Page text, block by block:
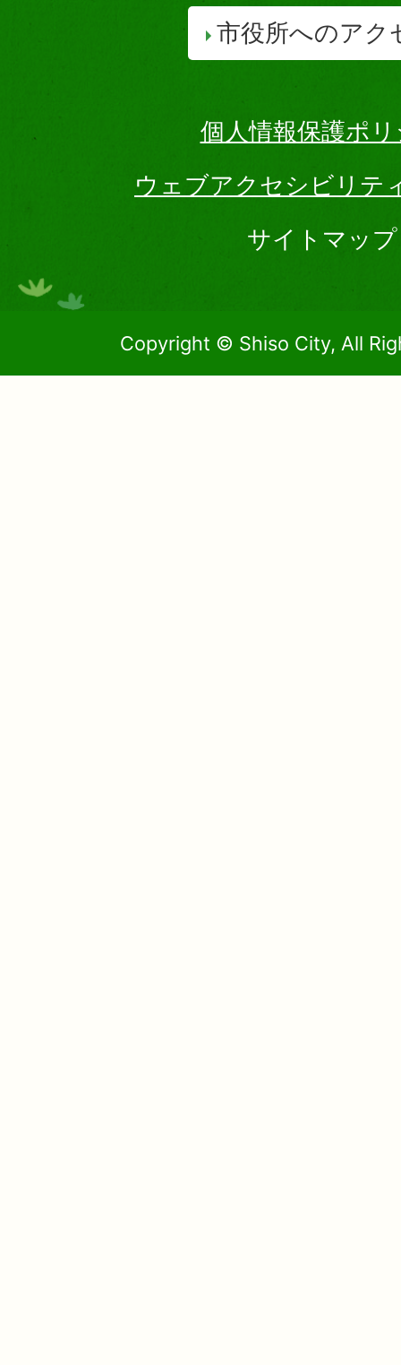
市役所へのアク
個人情報保護ポ
ウェブアクセシビリテ
サイトマップ
Copyright © Shiso City, All